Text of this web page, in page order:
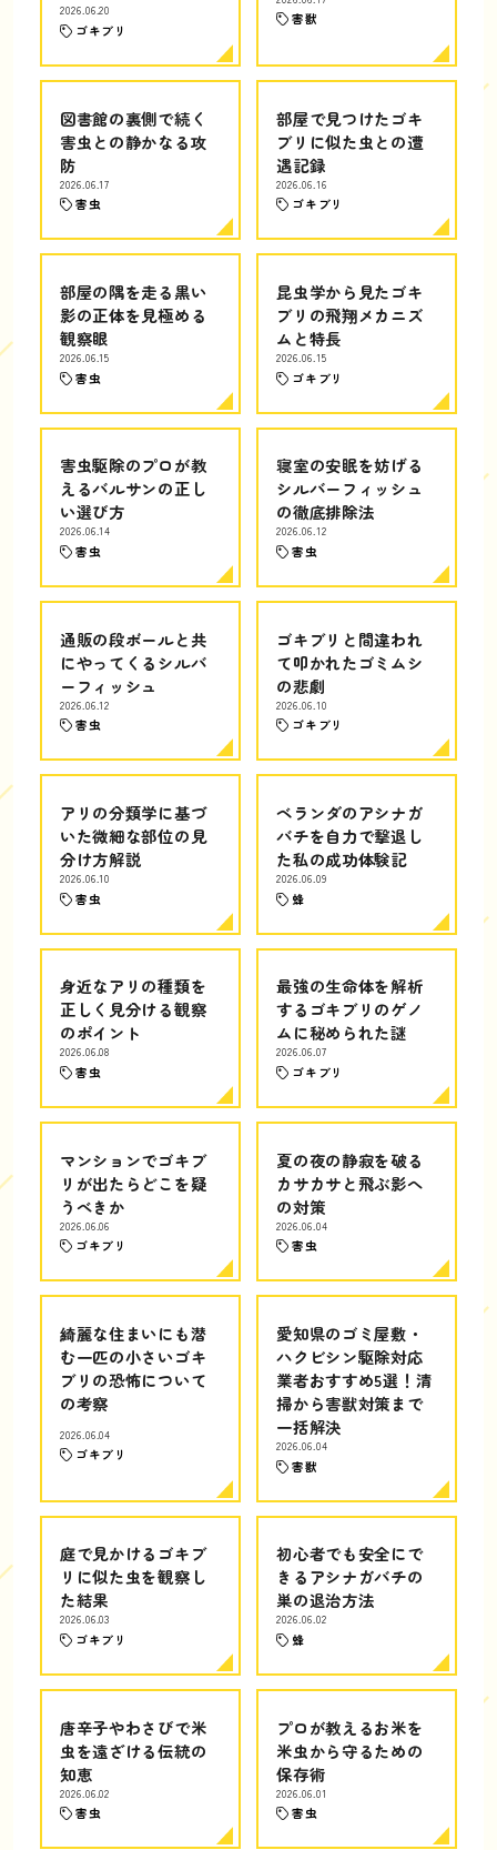
2026.06.20
ゴキブリ
害獣
図書館の裏側で続く
害虫との静かなる攻
防
2026.06.17
害虫
部屋で見つけたゴキ
ブリに似た虫との遭
遇記録
2026.06.16
ゴキブリ
部屋の隅を走る黒い
影の正体を見極める
観察眼
2026.06.15
害虫
昆虫学から見たゴキ
ブリの飛翔メカニズ
ムと特長
2026.06.15
ゴキブリ
害虫駆除のプロが教
えるバルサンの正し
い選び方
2026.06.14
害虫
寝室の安眠を妨げる
シルバーフィッシュ
の徹底排除法
2026.06.12
害虫
通販の段ボールと共
にやってくるシルバ
ーフィッシュ
2026.06.12
害虫
ゴキブリと間違われ
て叩かれたゴミムシ
の悲劇
2026.06.10
ゴキブリ
アリの分類学に基づ
いた微細な部位の見
分け方解説
2026.06.10
害虫
ベランダのアシナガ
バチを自力で撃退し
た私の成功体験記
2026.06.09
蜂
身近なアリの種類を
正しく見分ける観察
のポイント
2026.06.08
害虫
最強の生命体を解析
するゴキブリのゲノ
ムに秘められた謎
2026.06.07
ゴキブリ
マンションでゴキブ
リが出たらどこを疑
うべきか
2026.06.06
ゴキブリ
夏の夜の静寂を破る
カサカサと飛ぶ影へ
の対策
2026.06.04
害虫
綺麗な住まいにも潜
む一匹の小さいゴキ
ブリの恐怖について
の考察
2026.06.04
ゴキブリ
愛知県のゴミ屋敷・
ハクビシン駆除対応
業者おすすめ5選！清
掃から害獣対策まで
一括解決
2026.06.04
害獣
庭で見かけるゴキブ
リに似た虫を観察し
た結果
2026.06.03
ゴキブリ
初心者でも安全にで
きるアシナガバチの
巣の退治方法
2026.06.02
蜂
唐辛子やわさびで米
虫を遠ざける伝統の
知恵
2026.06.02
害虫
プロが教えるお米を
米虫から守るための
保存術
2026.06.01
害虫